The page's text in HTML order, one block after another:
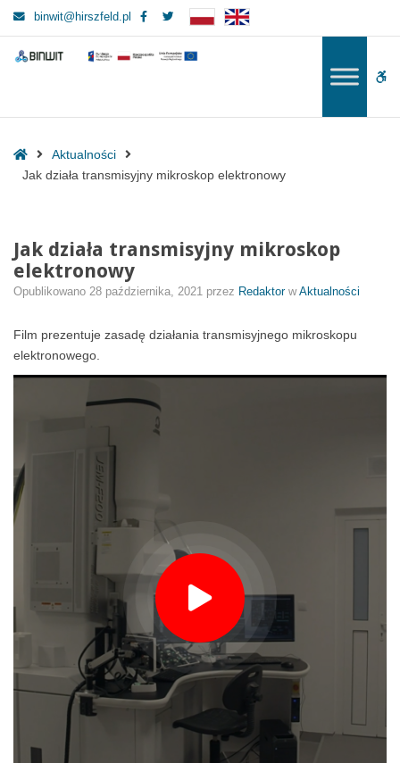
działa
binwit@hirszfeld.pl Facebook
BINWIT
Twitter
BINWIT
HomeAktualności
Jak działa transmisyjny mikroskop elektronowy
Jak działa transmisyjny mikroskop
elektronowy
Opublikowano 28 października, 2021 przez Redaktor wAktualności
Film prezentuje zasadę działania transmisyjnego mikroskopu
elektronowego.